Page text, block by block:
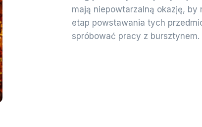
mają niepowtarzalną okazję,
etap powstawania tych
spróbować pracy z bursztynem.